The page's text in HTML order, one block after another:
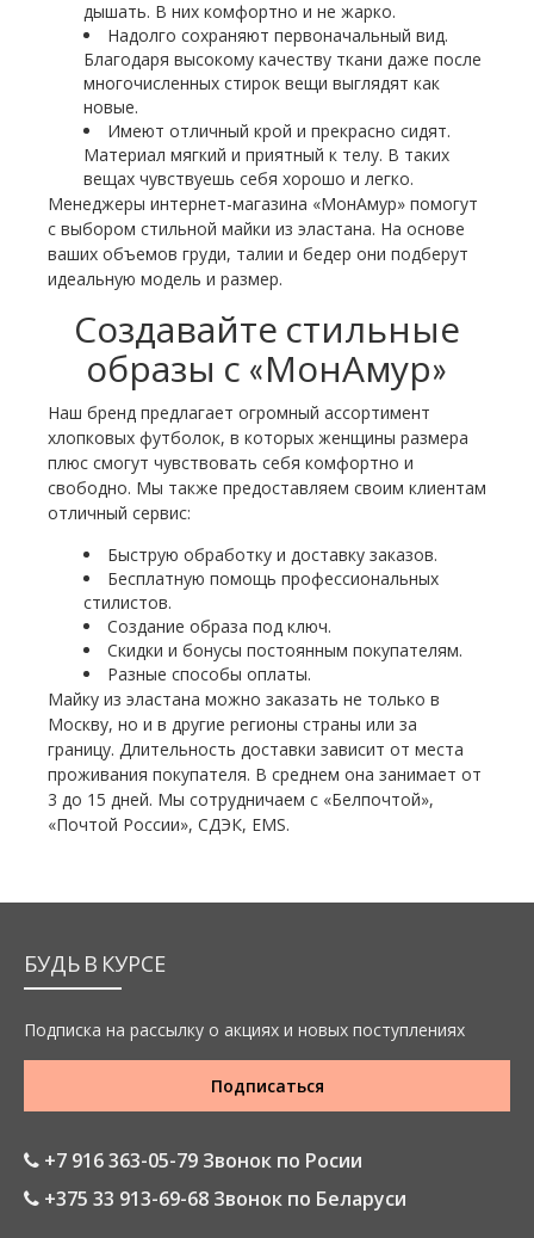
дышать. В них комфортно и не жарко.
Надолго сохраняют первоначальный вид.
Благодаря высокому качеству ткани даже после
многочисленных стирок вещи выглядят как
новые.
Имеют отличный крой и прекрасно сидят.
Материал мягкий и приятный к телу. В таких
вещах чувствуешь себя хорошо и легко.
Менеджеры интернет-магазина «МонАмур» помогут
с выбором стильной майки из эластана. На основе
ваших объемов груди, талии и бедер они подберут
идеальную модель и размер.
Создавайте стильные
образы с «МонАмур»
Наш бренд предлагает огромный ассортимент
хлопковых футболок, в которых женщины размера
плюс смогут чувствовать себя комфортно и
свободно. Мы также предоставляем своим клиентам
отличный сервис:
Быструю обработку и доставку заказов.
Бесплатную помощь профессиональных
стилистов.
Создание образа под ключ.
Скидки и бонусы постоянным покупателям.
Разные способы оплаты.
Майку из эластана можно заказать не только в
Москву, но и в другие регионы страны или за
границу. Длительность доставки зависит от места
проживания покупателя. В среднем она занимает от
3 до 15 дней. Мы сотрудничаем с «Белпочтой»,
«Почтой России», СДЭК, EMS.
БУДЬ В КУРСЕ
Подписка на рассылку о акциях и новых поступлениях
Подписаться
+7 916 363-05-79 Звонок по Росии
+375 33 913-69-68 Звонок по Беларуси